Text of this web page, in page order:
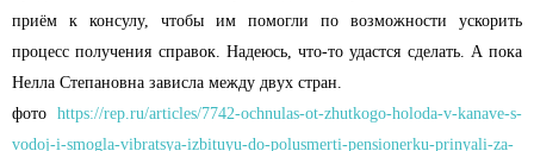
приём к консулу, чтобы им помогли по возможности ускорить
процесс получения справок. Надеюсь, что-то удастся сделать. А пока
Нелла Степановна зависла между двух стран.
фото https://rep.ru/articles/7742-ochnulas-ot-zhutkogo-holoda-v-kanave-s-
vodoj-i-smogla-vibratsya-izbituyu-do-polusmerti-pensionerku-prinyali-za-